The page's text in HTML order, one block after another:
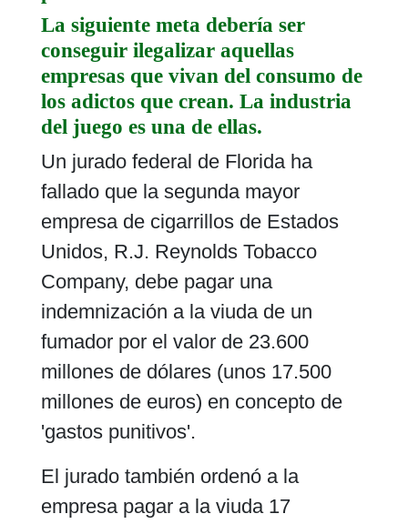
La siguiente meta debería ser
conseguir ilegalizar aquellas
empresas que vivan del consumo de
los adictos que crean. La industria
del juego es una de ellas.
Un jurado federal de Florida ha
fallado que la segunda mayor
empresa de cigarrillos de Estados
Unidos, R.J. Reynolds Tobacco
Company, debe pagar una
indemnización a la viuda de un
fumador por el valor de 23.600
millones de dólares (unos 17.500
millones de euros) en concepto de
'gastos punitivos'.
El jurado también ordenó a la
empresa pagar a la viuda 17